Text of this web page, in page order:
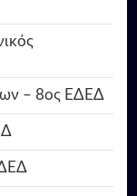
– 8ος ΕΔΕΔ